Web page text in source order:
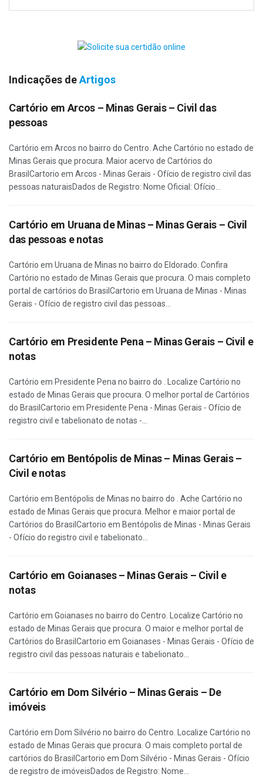
Indicações deArtigos
Cartório em Arcos – Minas Gerais – Civil das
pessoas
Cartório em Arcos no bairro do Centro. Ache Cartório no estado de
Minas Gerais que procura. Maior acervo de Cartórios do
BrasilCartorio em Arcos - Minas Gerais - Ofício de registro civil das
pessoas naturaisDados de Registro: Nome Oficial: Ofício...
Cartório em Uruana de Minas – Minas Gerais – Civil
das pessoas e notas
Cartório em Uruana de Minas no bairro do Eldorado. Confira
Cartório no estado de Minas Gerais que procura. O mais completo
portal de cartórios do BrasilCartorio em Uruana de Minas - Minas
Gerais - Ofício de registro civil das pessoas...
Cartório em Presidente Pena – Minas Gerais – Civil e
notas
Cartório em Presidente Pena no bairro do . Localize Cartório no
estado de Minas Gerais que procura. O melhor portal de Cartórios
do BrasilCartorio em Presidente Pena - Minas Gerais - Ofício de
registro civil e tabelionato de notas -...
Cartório em Bentópolis de Minas – Minas Gerais –
Civil e notas
Cartório em Bentópolis de Minas no bairro do . Ache Cartório no
estado de Minas Gerais que procura. Melhor e maior portal de
Cartórios do BrasilCartorio em Bentópolis de Minas - Minas Gerais
- Ofício do registro civil e tabelionato...
Cartório em Goianases – Minas Gerais – Civil e
notas
Cartório em Goianases no bairro do Centro. Localize Cartório no
estado de Minas Gerais que procura. O maior e melhor portal de
Cartórios do BrasilCartorio em Goianases - Minas Gerais - Ofício de
registro civil das pessoas naturais e tabelionato...
Cartório em Dom Silvério – Minas Gerais – De
imóveis
Cartório em Dom Silvério no bairro do Centro. Localize Cartório no
estado de Minas Gerais que procura. O mais completo portal de
cartórios do BrasilCartorio em Dom Silvério - Minas Gerais - Ofício
de registro de imóveisDados de Registro: Nome...